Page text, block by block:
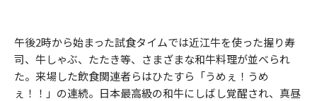
午後2時から始まった試食タイムでは近江牛を使った握り寿
司、牛しゃぶ、たたき等、さまざまな和牛料理が並べられ
た。来場した飲食関連者らはひたすら「うめぇ！うめ
ぇ！！」の連続。日本最高級の和牛にしばし覚醒され、真昼